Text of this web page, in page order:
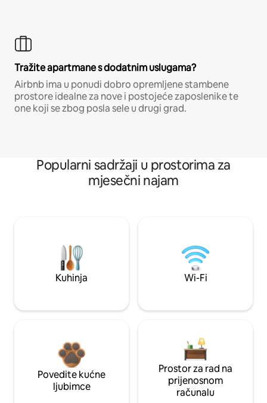
Tražite apartmane s dodatnim uslugama?
Airbnb ima u ponudi dobro opremljene stambene
prostore idealne za nove i postojeće zaposlenike te
one koji se zbog posla sele u drugi grad.
Popularni sadržaji u prostorima za
mjesečni najam
Kuhinja Wi-Fi
Povedite kućne
ljubimce
Prostor za rad na
prijenosnom
računalu